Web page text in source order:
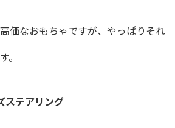
価なおもちゃですが、やっぱりそれ
。
ステアリング